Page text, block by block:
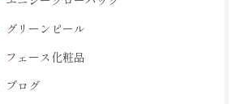
グリーンピール
フェース化粧品
ブログ